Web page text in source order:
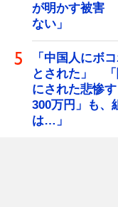
が明かす被害
ない」
「中国人にボ
とされた」
にされた悲惨
300万円」も、
は…」